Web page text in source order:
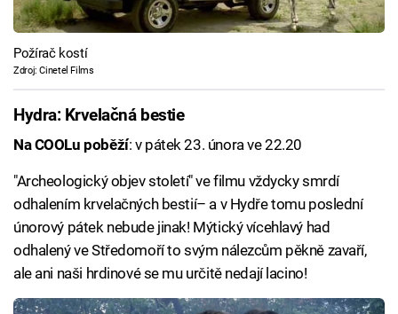
Požírač kostí
Zdroj: Cinetel Films
Hydra: Krvelačná bestie
Na COOLu poběží: v pátek 23. února ve 22.20
"Archeologický objev století" ve filmu vždycky smrdí
odhalením krvelačných bestií– a v Hydře tomu poslední
únorový pátek nebude jinak! Mýtický vícehlavý had
odhalený ve Středomoří to svým nálezcům pěkně zavaří,
ale ani naši hrdinové se mu určitě nedají lacino!